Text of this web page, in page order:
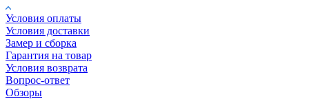
Условия оплаты
Условия доставки
Замер и сборка
Гарантия на товар
Условия возврата
Вопрос-ответ
Обзоры